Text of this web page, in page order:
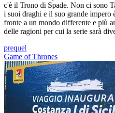
c'è il Trono di Spade. Non ci sono
i suoi draghi e il suo grande
fronte a un mondo differente e più
delle ragioni per cui la serie sarà
prequel
Game of Thrones